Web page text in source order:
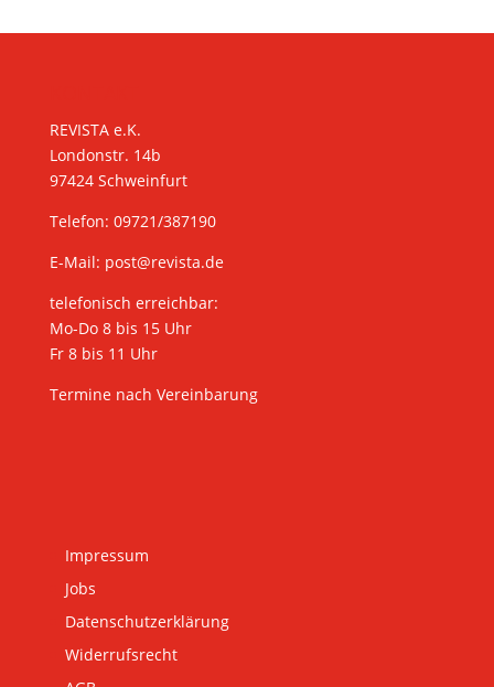
REVISTA e.K.
Londonstr. 14b
97424 Schweinfurt
Telefon: 09721/387190
E-Mail: post@revista.de
telefonisch erreichbar:
Mo-Do 8 bis 15 Uhr
Fr 8 bis 11 Uhr
Termine nach Vereinbarung
Impressum
Jobs
Datenschutzerklärung
Widerrufsrecht